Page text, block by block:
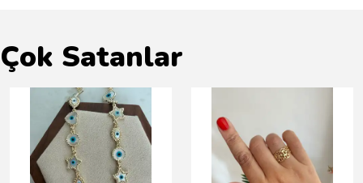
Çok Satanlar